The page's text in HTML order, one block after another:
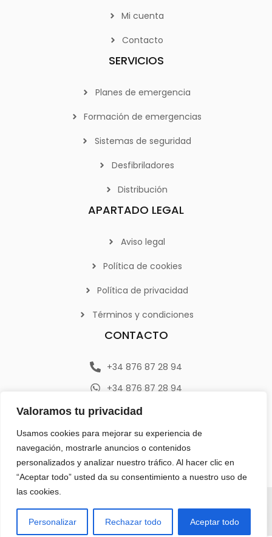
Valoramos tu privacidad
Usamos cookies para mejorar su experiencia de
navegación, mostrarle anuncios o contenidos
personalizados y analizar nuestro tráfico. Al hacer clic en
“Aceptar todo” usted da su consentimiento a nuestro uso de
las cookies.
Personalizar Rechazar todo Aceptar todo
Mi cuenta
Contacto
SERVICIOS
Planes de emergencia
Formación de emergencias
Sistemas de seguridad
Desfibriladores
Distribución
APARTADO LEGAL
Aviso legal
Política de cookies
Política de privacidad
Términos y condiciones
CONTACTO
+34 876 87 28 94
+34 876 87 28 94
info@emerplan.es
Av. República Argentina 9, 46800 (Xàtiva) Valencia
Estamos a un clic